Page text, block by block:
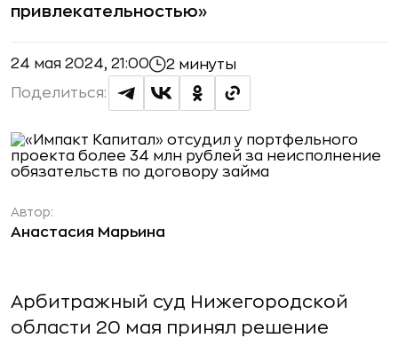
привлекательностью»
24 мая 2024, 21:00 2 минуты
Поделиться:
Автор:
Анастасия Марьина
Арбитражный суд Нижегородской
области 20 мая принял решение